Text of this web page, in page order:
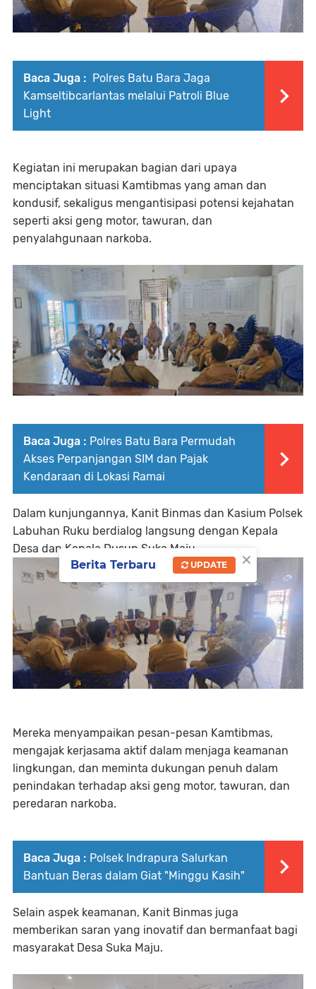
Baca Juga : Polres Batu Bara Jaga
Kamseltibcarlantas melalui Patroli Blue
Light
Kegiatan ini merupakan bagian dari upaya
menciptakan situasi Kamtibmas yang aman dan
kondusif, sekaligus mengantisipasi potensi kejahatan
seperti aksi geng motor, tawuran, dan
penyalahgunaan narkoba.
Baca Juga : Polres Batu Bara Permudah
Akses Perpanjangan SIM dan Pajak
Kendaraan di Lokasi Ramai
Dalam kunjungannya, Kanit Binmas dan Kasium Polsek
Labuhan Ruku berdialog langsung dengan Kepala
Desa dan Kepala Dusun Suka Maju.
Mereka menyampaikan pesan-pesan Kamtibmas,
mengajak kerjasama aktif dalam menjaga keamanan
lingkungan, dan meminta dukungan penuh dalam
penindakan terhadap aksi geng motor, tawuran, dan
peredaran narkoba.
Baca Juga : Polsek Indrapura Salurkan
Bantuan Beras dalam Giat "Minggu Kasih"
Selain aspek keamanan, Kanit Binmas juga
memberikan saran yang inovatif dan bermanfaat bagi
masyarakat Desa Suka Maju.
×
Berita Terbaru UPDATE